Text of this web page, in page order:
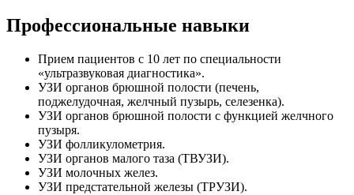
Профессиональные навыки
Прием пациентов с 10 лет по специальности
«ультразвуковая диагностика».
УЗИ органов брюшной полости (печень,
поджелудочная, желчный пузырь, селезенка).
УЗИ органов брюшной полости с функцией желчного
пузыря.
УЗИ фолликулометрия.
УЗИ органов малого таза (ТВУЗИ).
УЗИ молочных желез.
УЗИ предстательной железы (ТРУЗИ).